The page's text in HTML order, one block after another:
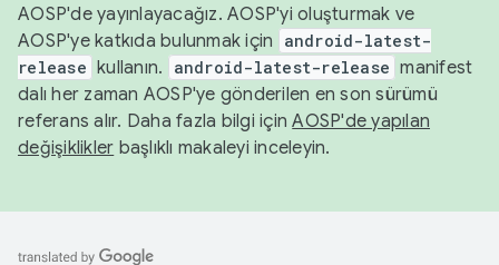
AOSP'de yayınlayacağız. AOSP'yi oluşturmak ve
AOSP'ye katkıda bulunmak için
android-latest-
release kullanın. android-latest-release manifest
dalı her zaman AOSP'ye gönderilen en son sürümü
referans alır. Daha fazla bilgi içinAOSP'de yapılan
değişiklikler başlıklı makaleyi inceleyin.